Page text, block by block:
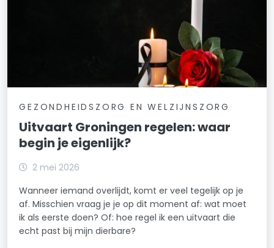
GEZONDHEIDSZORG EN WELZIJNSZORG
Uitvaart Groningen regelen: waar
begin je eigenlijk?
2 mei 2026
Wanneer iemand overlijdt, komt er veel tegelijk op je
af. Misschien vraag je je op dit moment af: wat moet
ik als eerste doen? Of: hoe regel ik een uitvaart die
echt past bij mijn dierbare?